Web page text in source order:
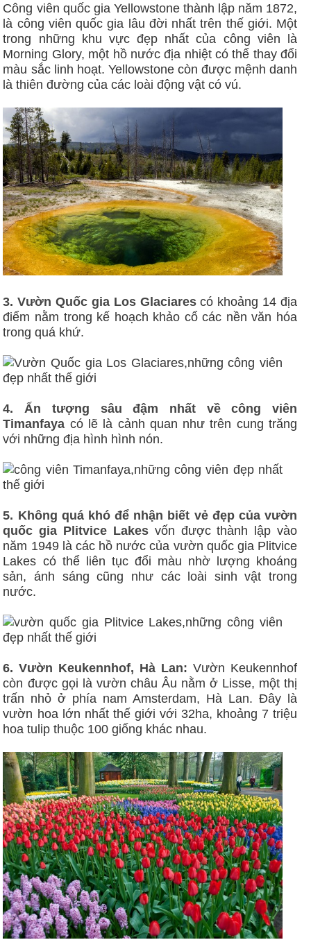
Công viên quốc gia Yellowstone thành lập năm 1872,
là công viên quốc gia lâu đời nhất trên thế giới. Một
trong những khu vực đẹp nhất của công viên là
Morning Glory, một hồ nước địa nhiệt có thể thay đổi
màu sắc linh hoạt. Yellowstone còn được mệnh danh
là thiên đường của các loài động vật có vú.
3. Vườn Quốc gia Los Glaciarescó khoảng 14 địa
điểm nằm trong kế hoạch khảo cổ các nền văn hóa
trong quá khứ.
4. Ấn tượng sâu đậm nhất về công viên
Timanfaya có lẽ là cảnh quan như trên cung trăng
với những địa hình hình nón.
5. Không quá khó để nhận biết vẻ đẹp của vườn
quốc gia Plitvice Lakesvốn được thành lập vào
năm 1949 là các hồ nước của vườn quốc gia Plitvice
Lakes có thể liên tục đổi màu nhờ lượng khoáng
sản, ánh sáng cũng như các loài sinh vật trong
nước.
6. Vườn Keukennhof, Hà Lan: Vườn Keukennhof
còn được gọi là vườn châu Âu nằm ở Lisse, một thị
trấn nhỏ ở phía nam Amsterdam, Hà Lan. Đây là
vườn hoa lớn nhất thế giới với 32ha, khoảng 7 triệu
hoa tulip thuộc 100 giống khác nhau.